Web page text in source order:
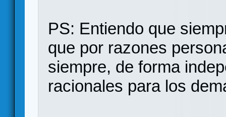
PS: Entiendo que
que por razones
siempre, de forma
racionales para los